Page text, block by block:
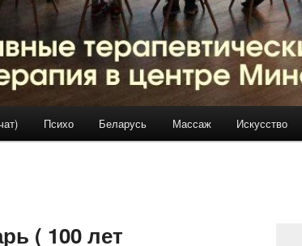
Психо Беларусь Массаж Искусство
( 100 лет